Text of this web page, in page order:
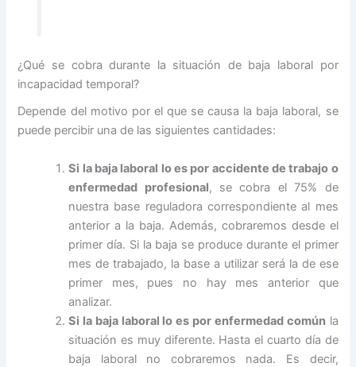
¿Qué se cobra durante la situación de baja laboral por
incapacidad temporal?
Depende del motivo por el que se causa la baja laboral, se
puede percibir una de las siguientes cantidades:
Si la baja laboral lo es por accidente de trabajo o
enfermedad profesional, se cobra el 75% de
nuestra base reguladora correspondiente al mes
anterior a la baja. Además, cobraremos desde el
primer día. Si la baja se produce durante el primer
mes de trabajado, la base a utilizar será la de ese
primer mes, pues no hay mes anterior que
analizar.
Si la baja laboral lo es por enfermedad comúnla
situación es muy diferente. Hasta el cuarto día de
baja laboral no cobraremos nada. Es decir,